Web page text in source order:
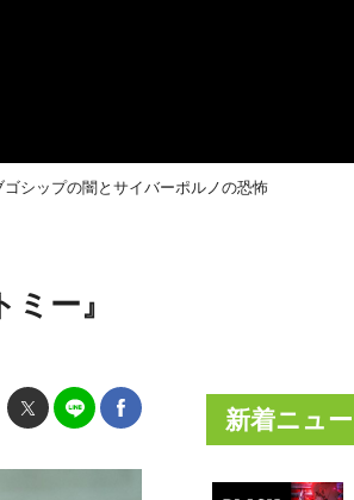
シップの闇とサイバーポルノの恐怖
ー』
新着ニュ